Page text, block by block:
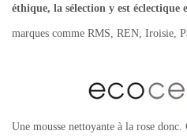
éthique, la sélection y est éclectique
marques comme RMS, REN, Iroisie,
Une mousse nettoyante à la rose donc.